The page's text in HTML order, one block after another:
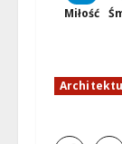
Miłość